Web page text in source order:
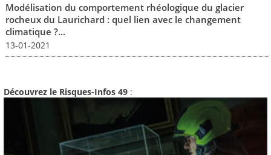
Modélisation du comportement rhéologique du glacier
rocheux du Laurichard : quel lien avec le changement
climatique ?...
13-01-2021
Découvrez le Risques-Infos 49 :